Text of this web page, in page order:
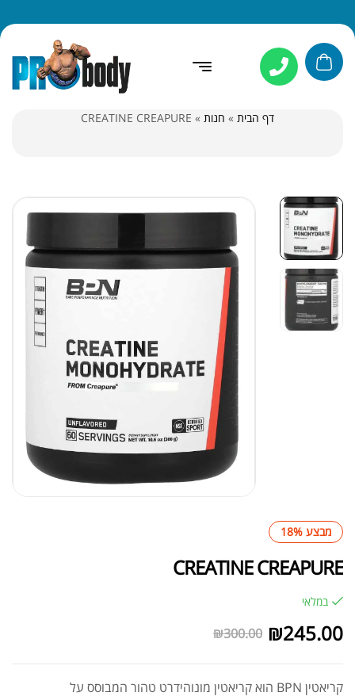
דף הבית » חנות »
CREATINE CREAPURE
מבצע 18%
CREATINE CREAPURE
במלאי
₪300.00 ₪245.00
קריאטין BPN הוא קריאטין מונוהידרט טהור המבוסס על